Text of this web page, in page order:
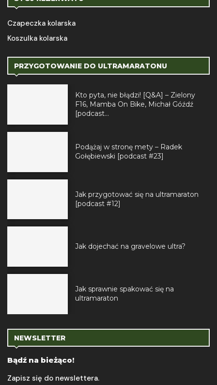
Czapeczka kolarska
Koszulka kolarska
PRZYGOTOWANIE DO ULTRAMARATONU
Kto pyta, nie błądzi! [Q&A] – Zielony
F16, Mamba On Bike, Michał Góźdź
[podcast...
Podążaj w stronę mety – Radek
Gołębiewski [podcast #23]
Jak przygotować się na ultramaraton
[podcast #12]
Jak dojechać na gravelowe ultra?
Jak sprawnie spakować się na
ultramaraton
NEWSLETTER
Bądź na bieżąco!
Zapisz się do newslettera.